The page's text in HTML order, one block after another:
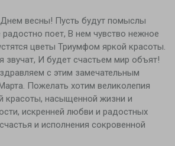
весны! Пусть будут помыслы
поет, В нем чувство нежное
цветы Триумфом яркой красоты.
звучат, И будет счастьем мир объят!
с этим замечательным
Пожелать хотим великолепия
красоты, насыщенной жизни и
искренней любви и радостных
и исполнения сокровенной